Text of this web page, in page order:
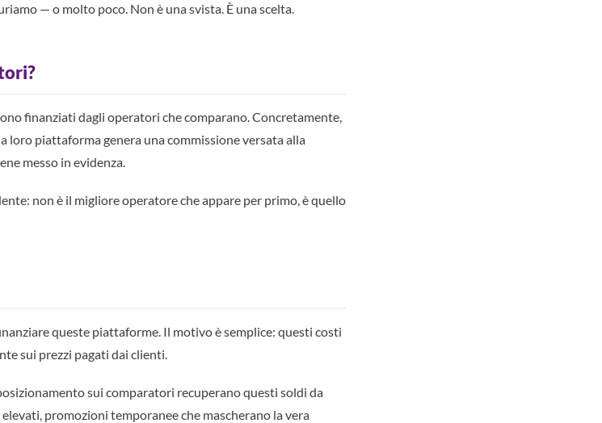
— o molto poco. Non è una svista. È una scelta.
finanziati dagli operatori che comparano. Concretamente,
piattaforma genera una commissione versata alla
messo in evidenza.
non è il migliore operatore che appare per primo, è quello
queste piattaforme. Il motivo è semplice: questi costi
sui prezzi pagati dai clienti.
sui comparatori recuperano questi soldi da
promozioni temporanee che mascherano la vera